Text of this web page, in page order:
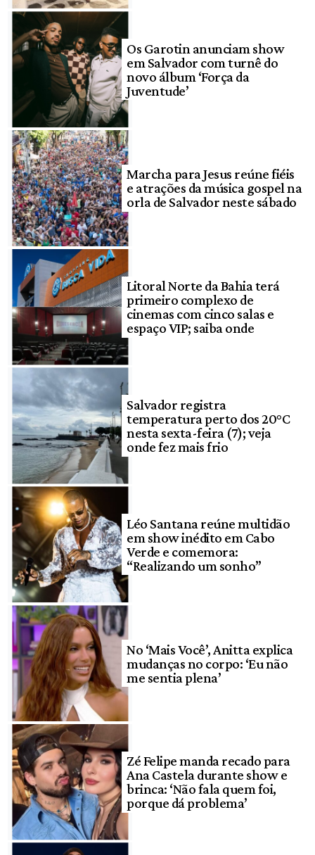
Os Garotin anunciam show
em Salvador com turnê do
novo álbum ‘Força da
Juventude’
Marcha para Jesus reúne fiéis
e atrações da música gospel na
orla de Salvador neste sábado
Litoral Norte da Bahia terá
primeiro complexo de
cinemas com cinco salas e
espaço VIP; saiba onde
Salvador registra
temperatura perto dos 20°C
nesta sexta-feira (7); veja
onde fez mais frio
Léo Santana reúne multidão
em show inédito em Cabo
Verde e comemora:
“Realizando um sonho”
No ‘Mais Você’, Anitta explica
mudanças no corpo: ‘Eu não
me sentia plena’
Zé Felipe manda recado para
Ana Castela durante show e
brinca: ‘Não fala quem foi,
porque dá problema’